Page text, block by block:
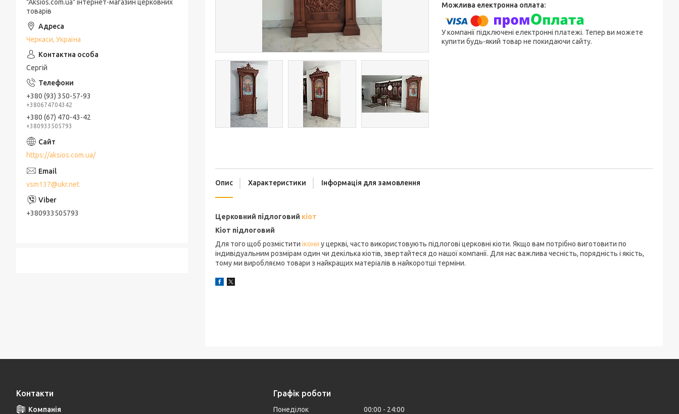
У компанії підключені електронні платежі. Тепер ви можете
купити будь-який товар не покидаючи сайту.
Опис Характеристики Інформація для замовлення
Церковний підлоговий кіот
Кіот підлоговий
Для того щоб розмістити ікони у церкві, часто використовують підлогові церковні кіоти. Якщо вам потрібно виготовити по
індивідуальним розмірам один чи декілька кіотів, звертайтеся до нашої компанії. Для нас важлива чесність, порядність і якість,
тому ми виробляємо товари з найкращих матеріалів в найкоротші терміни.
"Aksios.com.ua" інтернет-магазин церковних
товарів
Черкаси, Україна
Сергій
+380 (93) 350-57-93
+380674704342
+380 (67) 470-43-42
+380933505793
https://aksios.com.ua/
vsm137@ukr.net
+380933505793
Контакти Графік роботи
Понеділок 00:00
24:00